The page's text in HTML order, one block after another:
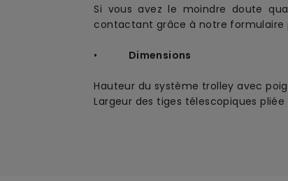
Si vous avez le moindre doute
contactant grâce à notre
• Dimensions
Hauteur du système trolley avec
Largeur des tiges télescopiques pliée